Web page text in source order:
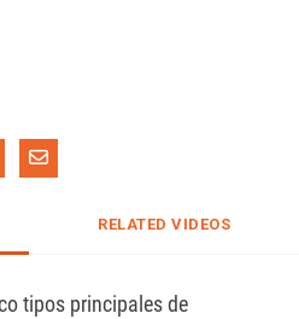
LinkedIn
on Pinterest
Share via Email
RELATED VIDEOS
tipos principales de